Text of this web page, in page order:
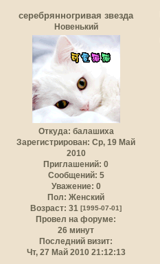
серебрянногривая звезда
Новенький
Откуда: балашиха
Зарегистрирован: Ср, 19 Май
2010
Приглашений: 0
Сообщений: 5
Уважение: 0
Пол: Женский
Возраст: 31[1995-07-01]
Провел на форуме:
26 минут
Последний визит:
Чт, 27 Май 2010 21:12:13